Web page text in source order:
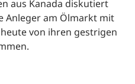
aus Kanada diskutiert
Anleger am Ölmarkt mit
von ihren gestrigen